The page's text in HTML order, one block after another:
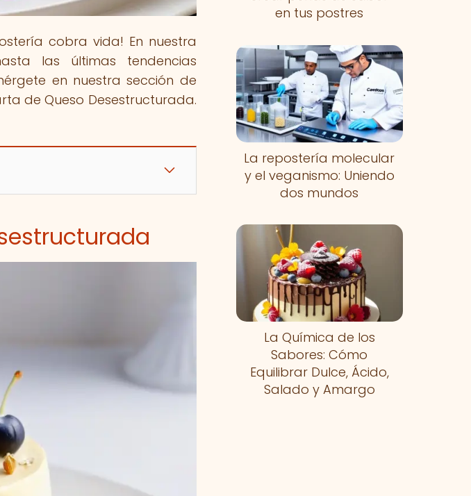
cobra vida! En nuestra
las últimas tendencias
en nuestra sección de
de Queso Desestructurada.
en tus postres
La repostería molecular
y el veganismo: Uniendo
dos mundos
La Química de los
Sabores: Cómo
Equilibrar Dulce, Ácido,
Salado y Amargo